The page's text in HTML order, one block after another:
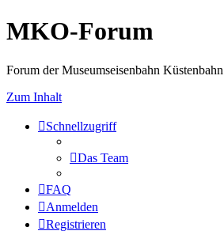
MKO-Forum
Forum der Museumseisenbahn
Zum Inhalt
Schnellzugriff
Das Team
FAQ
Anmelden
Registrieren